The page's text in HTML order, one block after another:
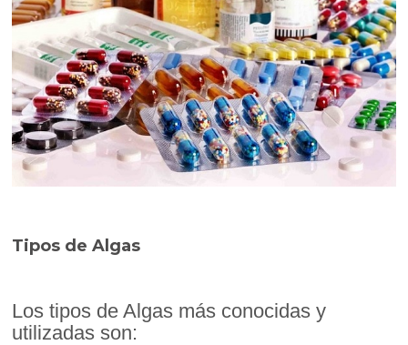
Tipos de Algas
Los tipos de Algas más conocidas y
utilizadas son: